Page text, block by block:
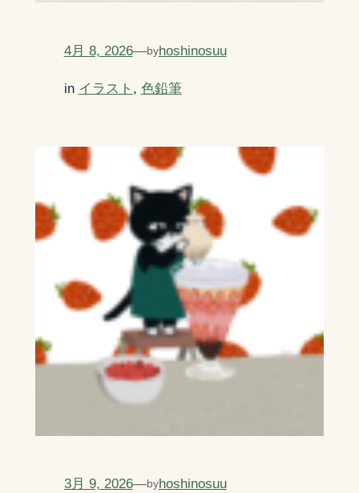
4月 8, 2026—byhoshinosuu
in イラスト , 色鉛筆
3月 9, 2026—byhoshinosuu